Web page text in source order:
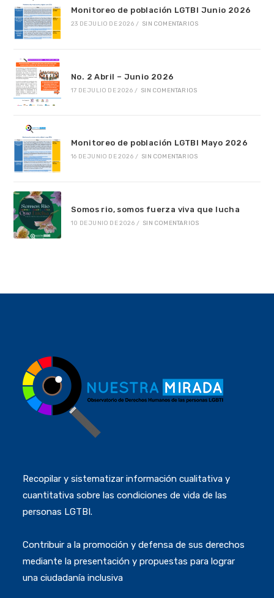
Monitoreo de población LGTBI Junio 2026
23 DE JULIO DE 2026 / SIN COMENTARIOS
No. 2 Abril – Junio 2026
17 DE JULIO DE 2026 / SIN COMENTARIOS
Monitoreo de población LGTBI Mayo 2026
16 DE JUNIO DE 2026 / SIN COMENTARIOS
Somos rio, somos fuerza viva que lucha
10 DE JUNIO DE 2026 / SIN COMENTARIOS
Recopilar y sistematizar información cualitativa y
cuantitativa sobre las condiciones de vida de las
personas LGTBI.
Contribuir a la promoción y defensa de sus derechos
mediante la presentación y propuestas para lograr
una ciudadanía inclusiva